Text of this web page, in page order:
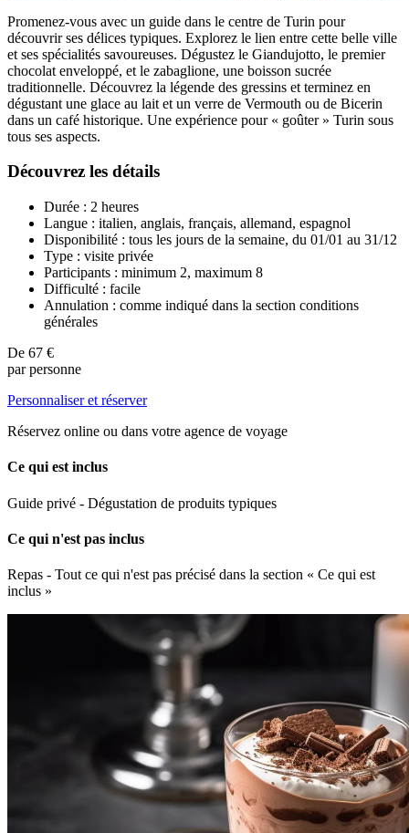
Promenez-vous avec un guide dans le centre de Turin pour
découvrir ses délices typiques. Explorez le lien entre cette belle ville
et ses spécialités savoureuses. Dégustez le Giandujotto, le premier
chocolat enveloppé, et le zabaglione, une boisson sucrée
traditionnelle. Découvrez la légende des gressins et terminez en
dégustant une glace au lait et un verre de Vermouth ou de Bicerin
dans un café historique. Une expérience pour « goûter » Turin sous
tous ses aspects.
Découvrez les détails
Durée : 2 heures
Langue : italien, anglais, français, allemand, espagnol
Disponibilité : tous les jours de la semaine, du 01/01 au 31/12
Type : visite privée
Participants : minimum 2, maximum 8
Difficulté : facile
Annulation : comme indiqué dans la section conditions
générales
De 67 €
par personne
Personnaliser et réserver
Réservez online ou dans votre agence de voyage
Ce qui est inclus
Guide privé - Dégustation de produits typiques
Ce qui n'est pas inclus
Repas - Tout ce qui n'est pas précisé dans la section « Ce qui est
inclus »